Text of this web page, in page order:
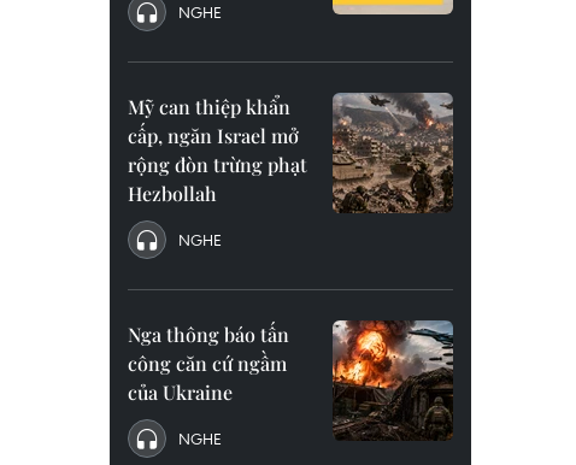
NGHE
Mỹ can thiệp khẩn
cấp, ngăn Israel mở
rộng đòn trừng phạt
Hezbollah
NGHE
Nga thông báo tấn
công căn cứ ngầm
của Ukraine
NGHE